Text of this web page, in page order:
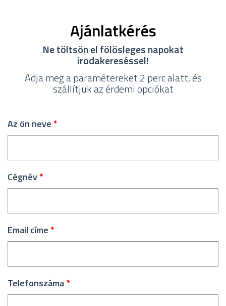
Ajánlatkérés
Ne töltsön el fölösleges napokat
irodakereséssel!
Adja meg a paramétereket 2 perc alatt, és
szállítjuk az érdemi opciókat
Az ön neve *
Cégnév*
Email címe *
Telefonszáma*